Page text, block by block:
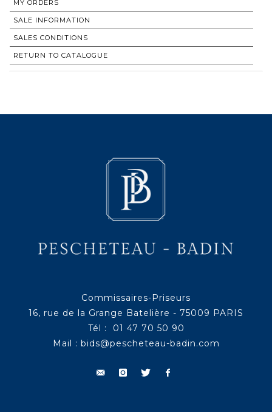
MY ORDERS
SALE INFORMATION
SALES CONDITIONS
RETURN TO CATALOGUE
Commissaires-Priseurs
16, rue de la Grange Batelière - 75009 PARIS
Tél : 01 47 70 50 90
Mail : bids@pescheteau-badin.com